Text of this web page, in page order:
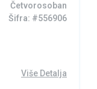
Četvorosoban
Šifra: #556906
Više Detalja